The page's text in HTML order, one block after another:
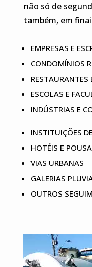
não só de
também, em
EMPRESAS E
CONDOMÍNIOS
RESTAURANTES
ESCOLAS E
INDÚSTRIAS E
INSTITUIÇÕES
HOTÉIS E
VIAS URBANAS
GALERIAS
OUTROS